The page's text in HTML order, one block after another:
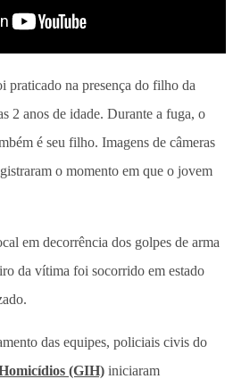
praticado na presença do filho da
2 anos de idade. Durante a fuga, o
é seu filho. Imagens de câmeras
o momento em que o jovem
em decorrência dos golpes de arma
da vítima foi socorrido em estado
.
das equipes, policiais civis do
(GIH) iniciaram